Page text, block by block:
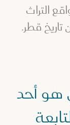
التراث
قطر.
هو أحد